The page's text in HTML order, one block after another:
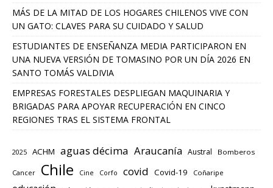
MÁS DE LA MITAD DE LOS HOGARES CHILENOS VIVE CON
UN GATO: CLAVES PARA SU CUIDADO Y SALUD
ESTUDIANTES DE ENSEÑANZA MEDIA PARTICIPARON EN
UNA NUEVA VERSIÓN DE TOMASINO POR UN DÍA 2026 EN
SANTO TOMÁS VALDIVIA
EMPRESAS FORESTALES DESPLIEGAN MAQUINARIA Y
BRIGADAS PARA APOYAR RECUPERACIÓN EN CINCO
REGIONES TRAS EL SISTEMA FRONTAL
2025 ACHM aguas décima Araucanía Austral Bomberos
Cancer Chile Cine Corfo covid Covid-19 Coñaripe